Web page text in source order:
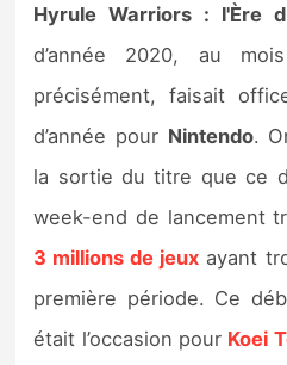
Tests de jeux
Tests d’accessoires
Autres tests
Previews
Précommandes
Précommandes
Hyrule Warriors : l'Ère
d’année 2020, au
précisément, faisait
d’année pour Nintendo.
la sortie du titre que ce
week-end de lancement
3 millions de jeux ayant
première période. Ce
était l’occasion pour Koei